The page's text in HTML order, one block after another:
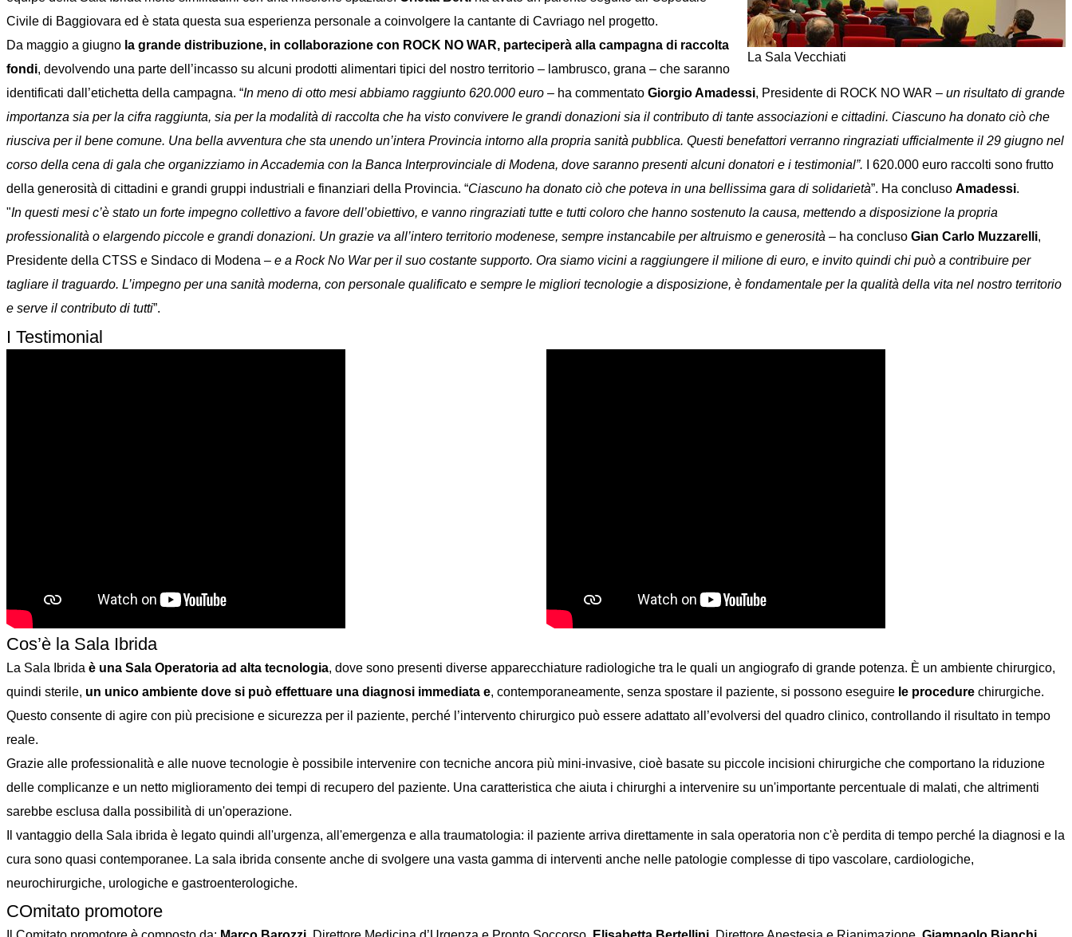
La Sala Vecchiati
Civile di Baggiovara ed è stata questa sua esperienza personale a coinvolgere la cantante di Cavriago nel progetto.
Da maggio a giugno la grande distribuzione, in collaborazione con ROCK NO WAR, parteciperà alla campagna di raccolta
fondi, devolvendo una parte dell’incasso su alcuni prodotti alimentari tipici del nostro territorio – lambrusco, grana – che saranno
identificati dall’etichetta della campagna. “In meno di otto mesi abbiamo raggiunto 620.000 euro – ha commentato Giorgio Amadessi, Presidente di ROCK NO WAR – un risultato di grande
importanza sia per la cifra raggiunta, sia per la modalità di raccolta che ha visto convivere le grandi donazioni sia il contributo di tante associazioni e cittadini. Ciascuno ha donato ciò che
riusciva per il bene comune. Una bella avventura che sta unendo un’intera Provincia intorno alla propria sanità pubblica. Questi benefattori verranno ringraziati ufficialmente il 29 giugno nel
corso della cena di gala che organizziamo in Accademia con la Banca Interprovinciale di Modena, dove saranno presenti alcuni donatori e i testimonial”.
I 620.000 euro raccolti sono frutto
della generosità di cittadini e grandi gruppi industriali e finanziari della Provincia. “Ciascuno ha donato ciò che poteva in una bellissima gara di solidarietà”. Ha concluso Amadessi.
"In questi mesi c’è stato un forte impegno collettivo a favore dell’obiettivo, e vanno ringraziati tutte e tutti coloro che hanno sostenuto la causa, mettendo a disposizione la propria
professionalità o elargendo piccole e grandi donazioni. Un grazie va all’intero territorio modenese, sempre instancabile per altruismo e generosità – ha concluso Gian Carlo Muzzarelli,
Presidente della CTSS e Sindaco di Modena – e a Rock No War per il suo costante supporto. Ora siamo vicini a raggiungere il milione di euro, e invito quindi chi può a contribuire per
tagliare il traguardo. L’impegno per una sanità moderna, con personale qualificato e sempre le migliori tecnologie a disposizione, è fondamentale per la qualità della vita nel nostro territorio
e serve il contributo di tutti”.
I Testimonial
Cos’è la Sala Ibrida
La Sala Ibrida è una Sala Operatoria ad alta tecnologia, dove sono presenti diverse apparecchiature radiologiche tra le quali un angiografo di grande potenza. È un ambiente chirurgico,
quindi sterile, un unico ambiente dove si può effettuare una diagnosi immediata e, contemporaneamente, senza spostare il paziente, si possono eseguire le procedure chirurgiche.
Questo consente di agire con più precisione e sicurezza per il paziente, perché l’intervento chirurgico può essere adattato all’evolversi del quadro clinico, controllando il risultato in tempo
reale.
Grazie alle professionalità e alle nuove tecnologie è possibile intervenire con tecniche ancora più mini-invasive, cioè basate su piccole incisioni chirurgiche che comportano la riduzione
delle complicanze e un netto miglioramento dei tempi di recupero del paziente. Una caratteristica che aiuta i chirurghi a intervenire su un'importante percentuale di malati, che altrimenti
sarebbe esclusa dalla possibilità di un'operazione.
Il vantaggio della Sala ibrida è legato quindi all'urgenza, all'emergenza e alla traumatologia: il paziente arriva direttamente in sala operatoria non c'è perdita di tempo perché la diagnosi e la
cura sono quasi contemporanee. La sala ibrida consente anche di svolgere una vasta gamma di interventi anche nelle patologie complesse di tipo vascolare, cardiologiche,
neurochirurgiche, urologiche e gastroenterologiche.
COmitato promotore